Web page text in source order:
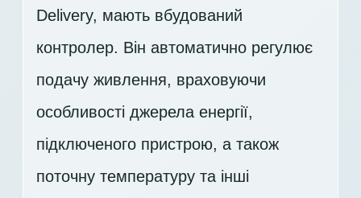
Delivery, мають вбудований
контролер. Він автоматично регулює
подачу живлення, враховуючи
особливості джерела енергії,
підключеного пристрою, а також
поточну температуру та інші